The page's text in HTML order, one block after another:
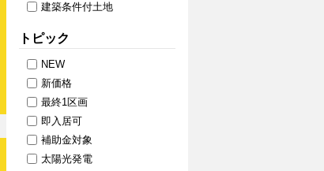
建築条件付土地
トピック
NEW
新価格
最終1区画
即入居可
補助金対象
太陽光発電